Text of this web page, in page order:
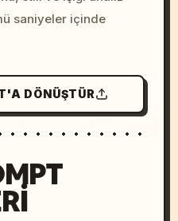
saniyeler içinde
DÖNÜŞTÜR